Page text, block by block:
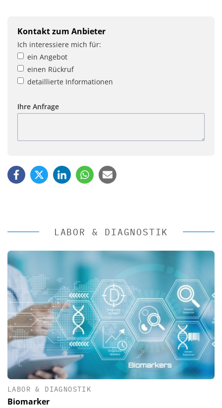
Kontakt zum Anbieter
Ich interessiere mich für:
ein Angebot
einen Rückruf
detaillierte Informationen
Ihre Anfrage
LABOR & DIAGNOSTIK
LABOR & DIAGNOSTIK
Biomarker